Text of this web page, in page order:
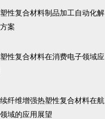
性复合材料制品加工自动化解
案
性复合材料在消费电子领域应
纤维增强热塑性复合材料在航
域的应用展望